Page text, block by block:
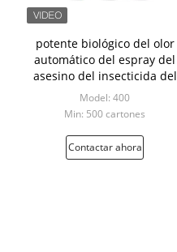
potente biológico del olor
automático del espray del
asesino del insecticida del
aerosol 400ML
Model: 400
Min: 500 cartones
Contactar ahora